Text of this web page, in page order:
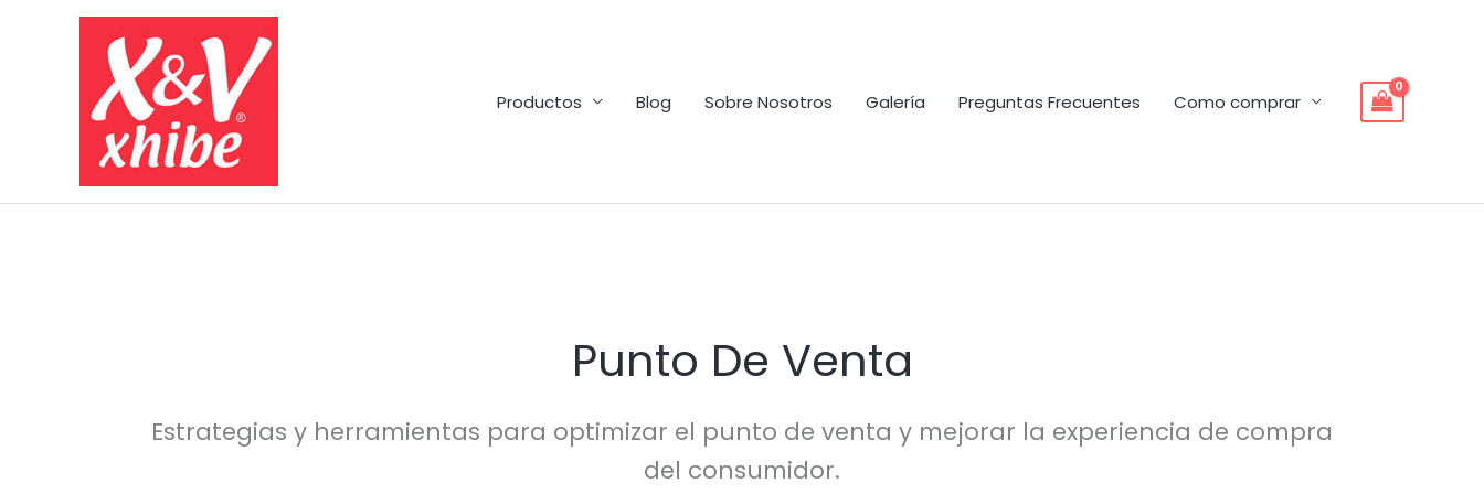
Productos
Blog Sobre Nosotros Galería Preguntas Frecuentes Como comprar
Punto De Venta
Estrategias y herramientas para optimizar el punto de venta y mejorar la experiencia de compra
del consumidor.